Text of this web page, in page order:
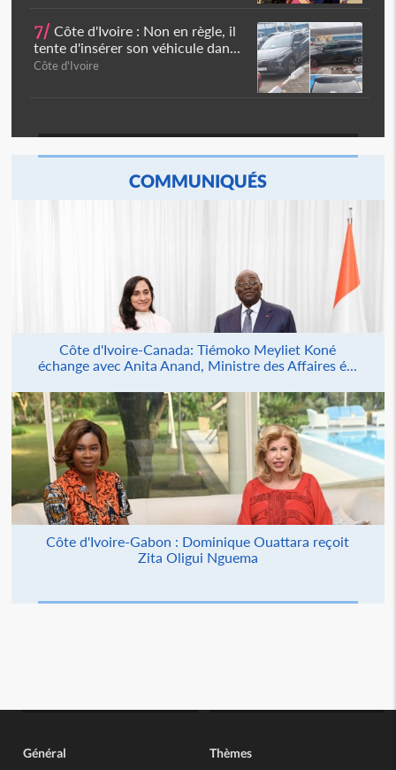
7/ Côte d'Ivoire : Non en règle, il
tente d'insérer son véhicule dan...
Côte d'Ivoire
COMMUNIQUÉS
Côte d'Ivoire-Canada: Tiémoko Meyliet Koné
échange avec Anita Anand, Ministre des Affaires é...
Côte d'Ivoire-Gabon : Dominique Ouattara reçoit
Zita Oligui Nguema
Général Thèmes